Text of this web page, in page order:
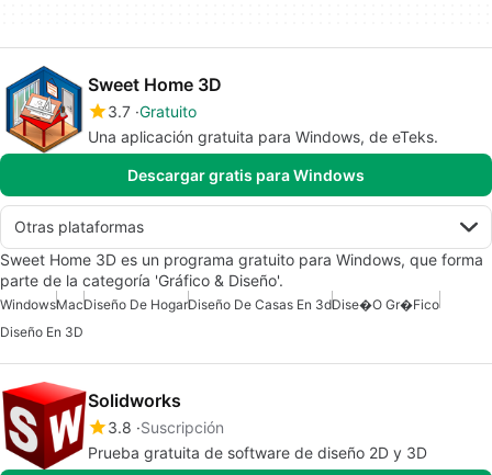
Sweet Home 3D
3.7 Gratuito
Una aplicación gratuita para Windows, de eTeks.
Descargar gratis para Windows
Otras plataformas
Sweet Home 3D es un programa gratuito para Windows, que forma
parte de la categoría 'Gráfico & Diseño'.
WindowsMacDiseño De HogarDiseño De Casas En 3dDise�o Gr�fico
Diseño En 3D
Solidworks
3.8 Suscripción
Prueba gratuita de software de diseño 2D y 3D